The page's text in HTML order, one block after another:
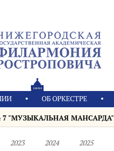
OБ ОРКЕСТРЕ
7 "МУЗЫКАЛЬНАЯ МАНСАРДА"
2023 2024 2025